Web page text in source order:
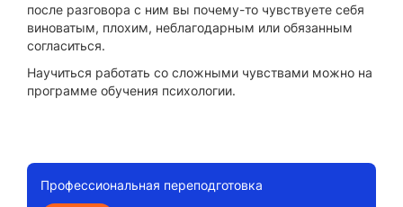
после разговора с ним вы почему-то чувствуете себя
виноватым, плохим, неблагодарным или обязанным
согласиться.
Научиться работать со сложными чувствами можно на
программе обучения психологии.
Профессиональная переподготовка